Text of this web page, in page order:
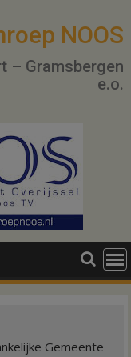
NOOS
– Gramsbergen
e.o.
Gemeente